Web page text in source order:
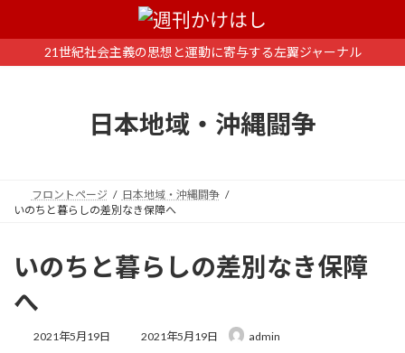
ン
ー
21世紀社会主義の思想と運動に寄与する左翼ジャーナル
日本地域・沖縄闘争
フロントページ
日本地域・沖縄闘争
いのちと暮らしの差別なき保障へ
いのちと暮らしの差別なき保障
へ
2021年5月19日
最
2021年5月19日 admin